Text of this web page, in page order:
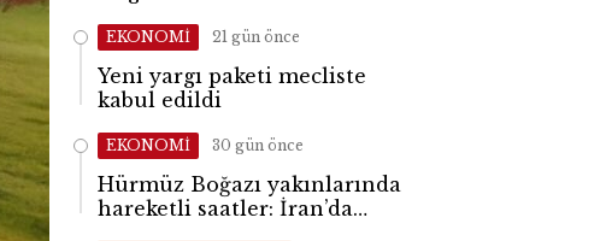
EKONOMİ 21 gün önce
Yeni yargı paketi mecliste
kabul edildi
EKONOMİ 30 gün önce
Hürmüz Boğazı yakınlarında
hareketli saatler: İran’da